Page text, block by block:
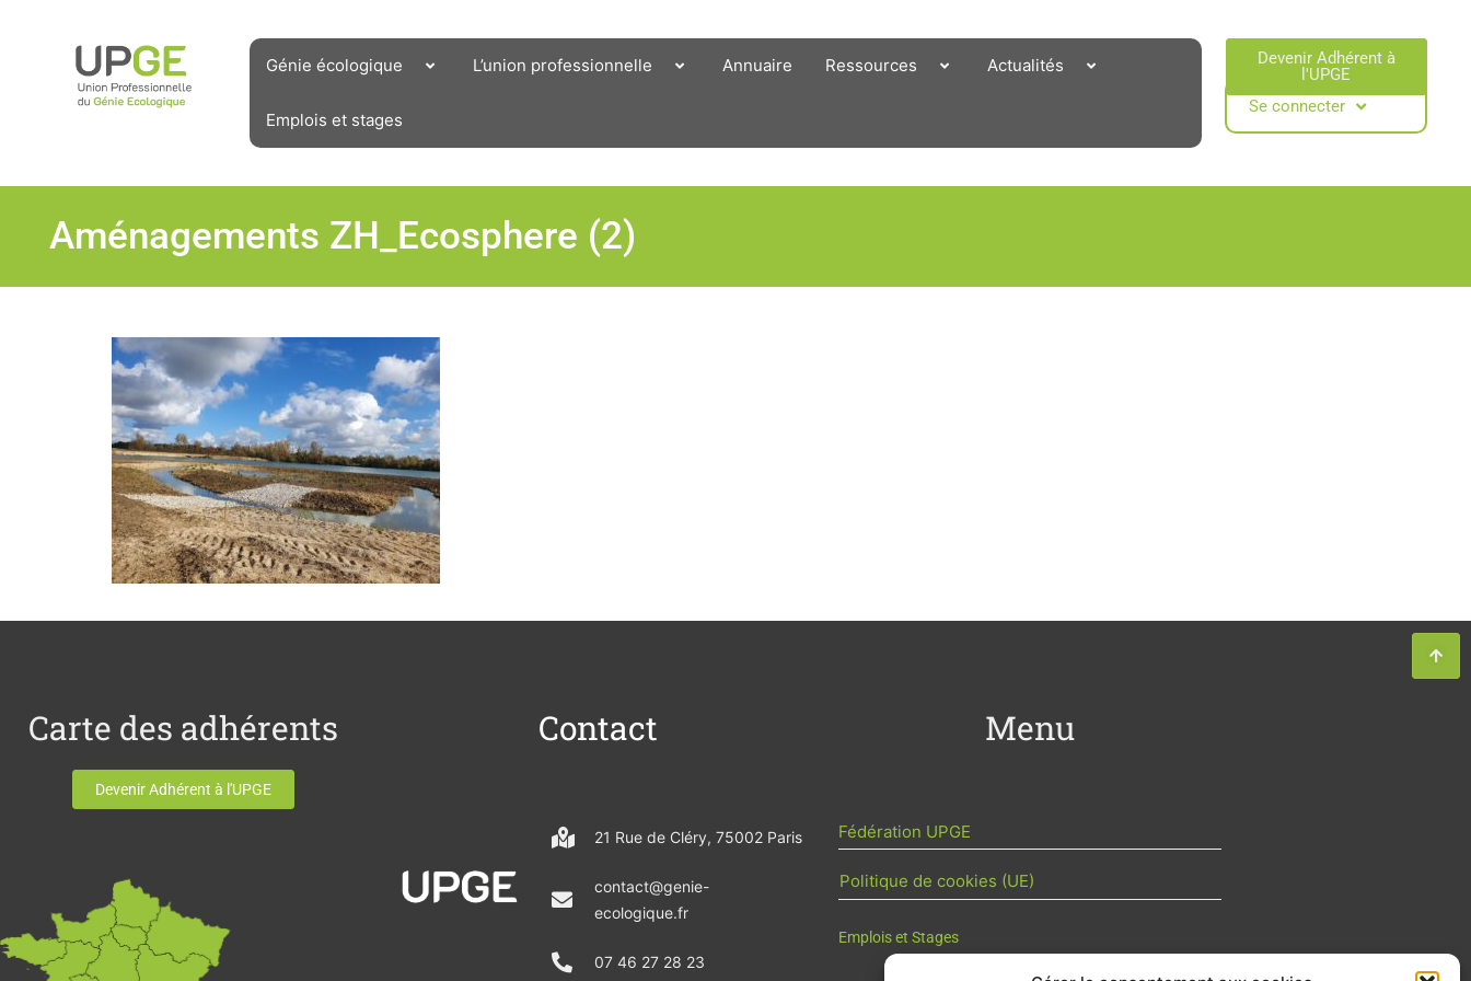
Génie écologique L’union professionnelle Annuaire Ressources Actualités
Emplois et stages
Devenir Adhérent à
l'UPGE​
Se connecter
Aménagements ZH_Ecosphere (2)
Carte des adhérents
Devenir Adhérent à l'UPGE
Contact
21 Rue de Cléry, 75002 Paris
contact@genie-
ecologique.fr
07 46 27 28 23
Menu
Fédération UPGE
Politique de cookies (UE)
Emplois et Stages